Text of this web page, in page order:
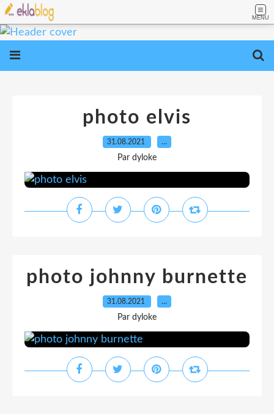
MENU
photo elvis
31.08.2021 …
Par dyloke
photo johnny burnette
31.08.2021 …
Par dyloke